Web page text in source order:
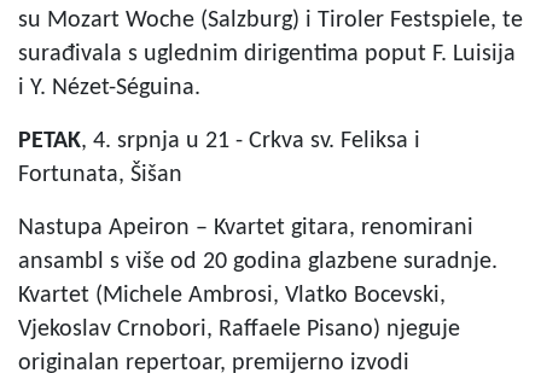
su Mozart Woche (Salzburg) i Tiroler Festspiele, te
surađivala s uglednim dirigentima poput F. Luisija
i Y. Nézet-Séguina.
PETAK, 4. srpnja u 21 - Crkva sv. Feliksa i
Fortunata, Šišan
Nastupa Apeiron – Kvartet gitara, renomirani
ansambl s više od 20 godina glazbene suradnje.
Kvartet (Michele Ambrosi, Vlatko Bocevski,
Vjekoslav Crnobori, Raffaele Pisano) njeguje
originalan repertoar, premijerno izvodi